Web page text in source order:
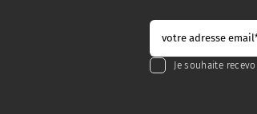
Je souhaite